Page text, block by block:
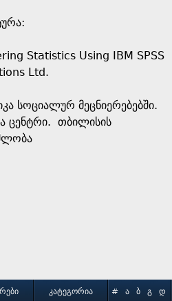
Statistics Using IBM SPSS
Ltd.
სოციალურ მეცნიერებებში.
ცენტრი. თბილისის
ᲙᲐᲢᲔᲒᲝᲠᲘᲐ # Ა Ბ Გ
Დ